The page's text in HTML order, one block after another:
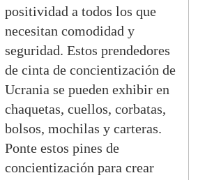
positividad a todos los que
necesitan comodidad y
seguridad. Estos prendedores
de cinta de concientización de
Ucrania se pueden exhibir en
chaquetas, cuellos, corbatas,
bolsos, mochilas y carteras.
Ponte estos pines de
concientización para crear